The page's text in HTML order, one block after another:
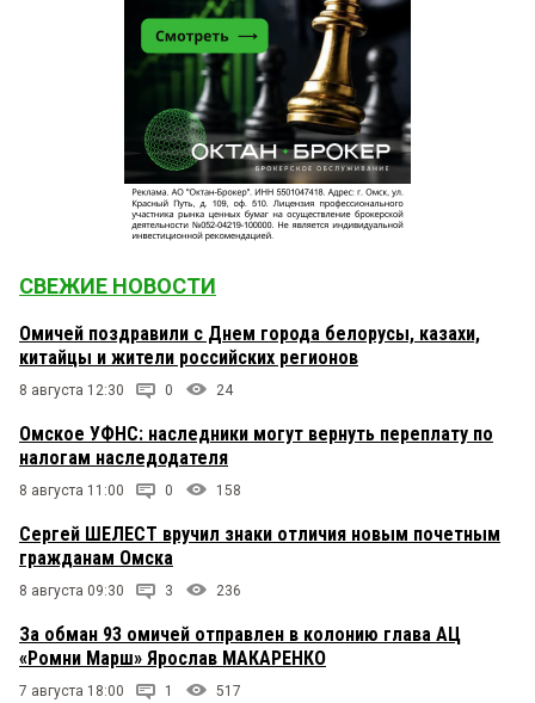
СВЕЖИЕ НОВОСТИ
Омичей поздравили с Днем города белорусы, казахи,
китайцы и жители российских регионов
8 августа 12:30 0 24
Омское УФНС: наследники могут вернуть переплату по
налогам наследодателя
8 августа 11:00 0 158
Сергей ШЕЛЕСТ вручил знаки отличия новым почетным
гражданам Омска
8 августа 09:30 3 236
За обман 93 омичей отправлен в колонию глава АЦ
«Ромни Марш» Ярослав МАКАРЕНКО
7 августа 18:00 1 517